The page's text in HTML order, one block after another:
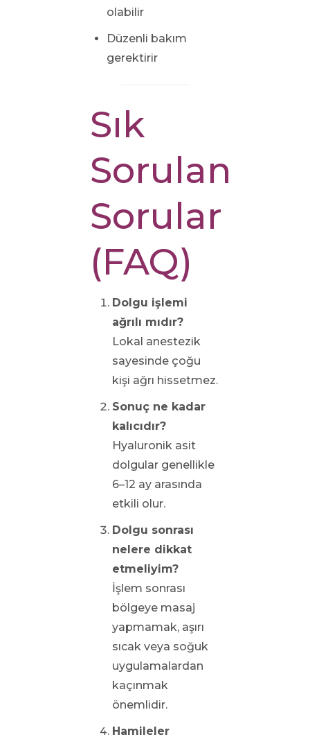
olabilir
Düzenli bakım
gerektirir
Sık
Sorulan
Sorular
(FAQ)
Dolgu işlemi
ağrılı mıdır?
Lokal anestezik
sayesinde çoğu
kişi ağrı hissetmez.
Sonuç ne kadar
kalıcıdır?
Hyaluronik asit
dolgular genellikle
6–12 ay arasında
etkili olur.
Dolgu sonrası
nelere dikkat
etmeliyim?
İşlem sonrası
bölgeye masaj
yapmamak, aşırı
sıcak veya soğuk
uygulamalardan
kaçınmak
önemlidir.
Hamileler